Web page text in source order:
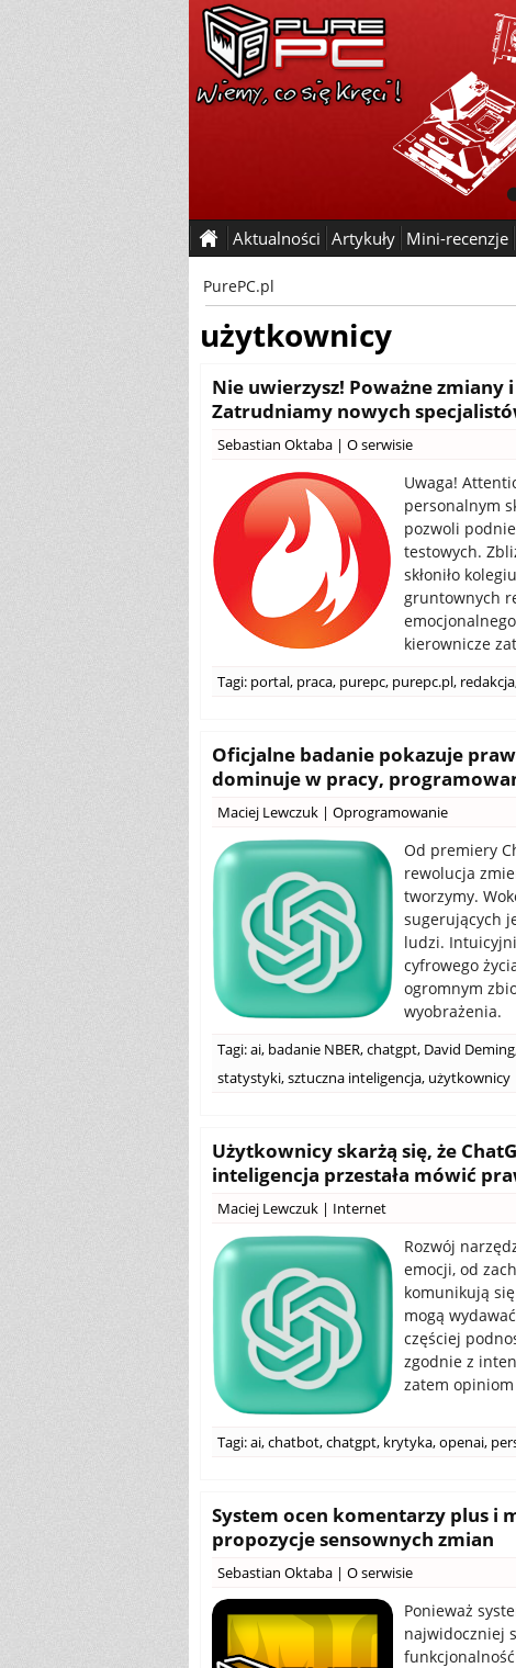
Aktualności Artykuły Mini-recenzje
PurePC.pl
użytkownicy
Nie uwierzysz! Poważne
Zatrudniamy nowych
Sebastian Oktaba | O serwisie
Uwaga!
personalnym
pozwoli
testowych.
skłoniło
gruntownych
kierownicze
Tagi: portal, praca, purepc, purepc.pl, redakcja
Oficjalne badanie pokazuje
dominuje w pracy,
Maciej Lewczuk | Oprogramowanie
Od premiery
rewolucja
tworzymy.
sugerujących
ludzi.
cyfrowego
ogromnym
wyobrażenia.
Tagi:ai, badanie NBER,chatgpt, David Deming
statystyki,sztuczna inteligencja, użytkownicy
Użytkownicy skarżą się, że
inteligencja przestała mówić
Maciej Lewczuk | Internet
Rozwój
emocji, od
komunikują
mogą
częściej
zgodnie z
zatem
Tagi:ai,chatbot,chatgpt, krytyka,openai,
System ocen komentarzy plus i
propozycje sensownych zmian
Sebastian Oktaba | O serwisie
Ponieważ
najwidoczniej